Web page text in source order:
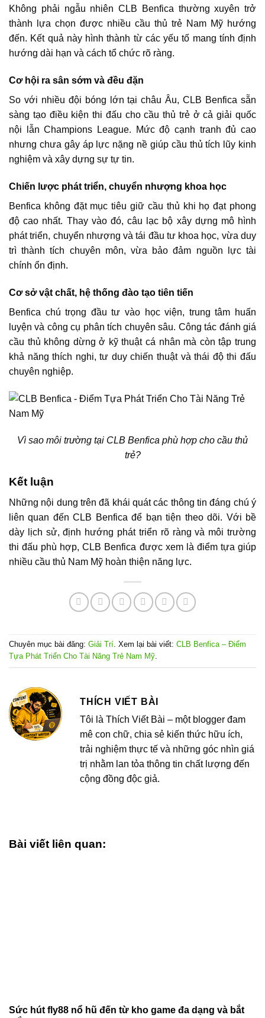
Không phải ngẫu nhiên CLB Benfica thường xuyên trở
thành lựa chọn được nhiều cầu thủ trẻ Nam Mỹ hướng
đến. Kết quả này hình thành từ các yếu tố mang tính định
hướng dài hạn và cách tổ chức rõ ràng.
Cơ hội ra sân sớm và đều đặn
So với nhiều đội bóng lớn tại châu Âu, CLB Benfica sẵn
sàng tạo điều kiện thi đấu cho cầu thủ trẻ ở cả giải quốc
nội lẫn Champions League. Mức độ cạnh tranh đủ cao
nhưng chưa gây áp lực nặng nề giúp cầu thủ tích lũy kinh
nghiệm và xây dựng sự tự tin.
Chiến lược phát triển, chuyển nhượng khoa học
Benfica không đặt mục tiêu giữ cầu thủ khi họ đạt phong
độ cao nhất. Thay vào đó, câu lạc bộ xây dựng mô hình
phát triển, chuyển nhượng và tái đầu tư khoa học, vừa duy
trì thành tích chuyên môn, vừa bảo đảm nguồn lực tài
chính ổn định.
Cơ sở vật chất, hệ thống đào tạo tiên tiến
Benfica chú trọng đầu tư vào học viện, trung tâm huấn
luyện và công cụ phân tích chuyên sâu. Công tác đánh giá
cầu thủ không dừng ở kỹ thuật cá nhân mà còn tập trung
khả năng thích nghi, tư duy chiến thuật và thái độ thi đấu
chuyên nghiệp.
Vì sao môi trường tại CLB Benfica phù hợp cho cầu thủ
trẻ?
Kết luận
Những nội dung trên đã khái quát các thông tin đáng chú ý
liên quan đến CLB Benfica để bạn tiện theo dõi. Với bề
dày lịch sử, định hướng phát triển rõ ràng và môi trường
thi đấu phù hợp, CLB Benfica được xem là điểm tựa giúp
nhiều cầu thủ Nam Mỹ hoàn thiện năng lực.
Chuyên mục bài đăng: Giải Trí. Xem lại bài viết: CLB Benfica – Điểm
Tựa Phát Triển Cho Tài Năng Trẻ Nam Mỹ.
THÍCH VIẾT BÀI
Tôi là Thích Viết Bài – một blogger đam
mê con chữ, chia sẻ kiến thức hữu ích,
trải nghiệm thực tế và những góc nhìn giá
trị nhằm lan tỏa thông tin chất lượng đến
cộng đồng độc giả.
Bài viết liên quan:
Sức hút fly88 nổ hũ đến từ kho game đa dạng và bắt